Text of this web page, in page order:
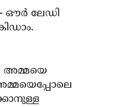
ഔര്‍ ലേഡി
അമ്മയെ